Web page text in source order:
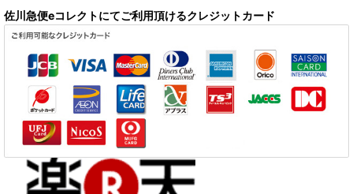
佐川急便eコレクトにてご利用頂けるクレジットカード